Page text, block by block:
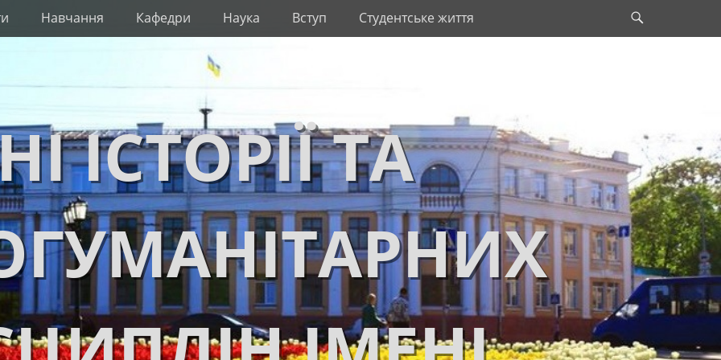
Навчання Кафедри Наука Вступ Студентське життя
ІСТОРІЇ ТА